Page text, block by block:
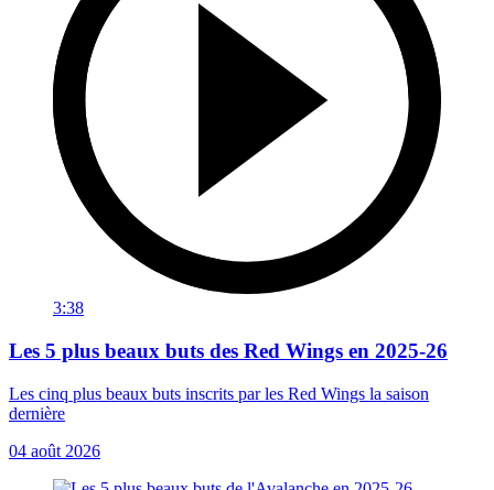
3:38
Les 5 plus beaux buts des Red Wings en 2025-26
Les cinq plus beaux buts inscrits par les Red Wings la saison
dernière
04 août 2026